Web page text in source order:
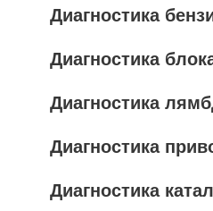
Диагностика
Диагностика
Диагностика
Диагностика
Диагностика